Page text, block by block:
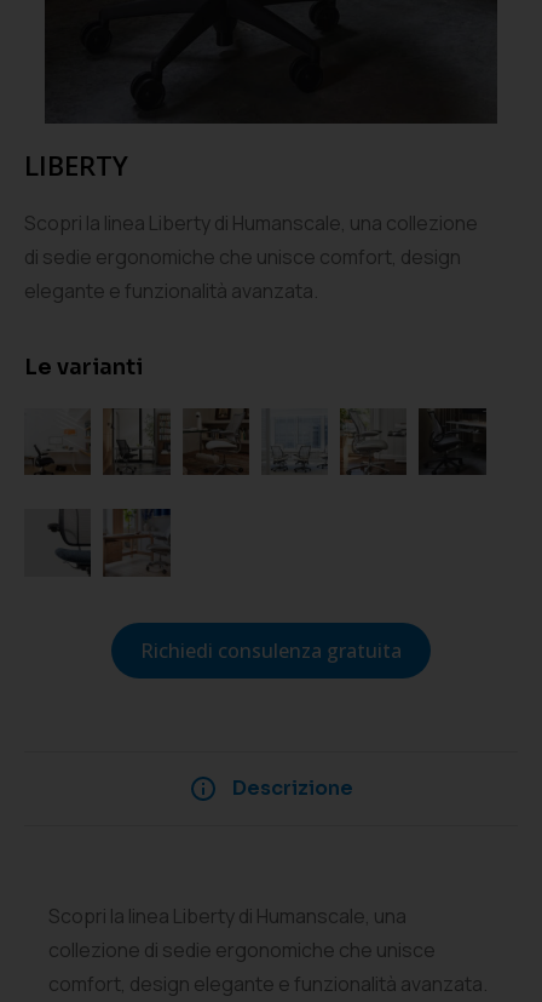
LIBERTY
Scopri la linea Liberty di Humanscale, una collezione
di sedie ergonomiche che unisce comfort, design
elegante e funzionalità avanzata.
Le varianti
Richiedi consulenza gratuita
Descrizione
Scopri la linea Liberty di Humanscale, una
collezione di sedie ergonomiche che unisce
comfort, design elegante e funzionalità avanzata.